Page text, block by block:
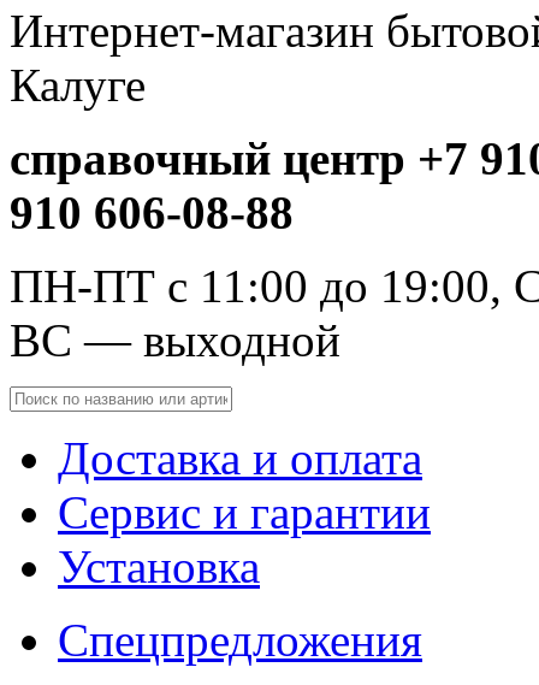
Интернет-магазин
Калуге
справочный центр +7
910 606-08-88
ПН-ПТ с 11:00 до 19:00,
ВС — выходной
Доставка и оплата
Сервис и гарантии
Установка
Спецпредложения